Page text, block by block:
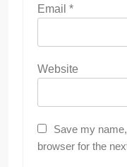
Email *
Website
Save my
browser for the